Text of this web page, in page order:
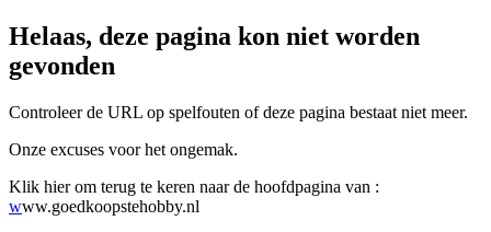
Helaas, deze pagina kon niet worden
gevonden
Controleer de URL op spelfouten of deze pagina bestaat niet meer.
Onze excuses voor het ongemak.
Klik hier om terug te keren naar de hoofdpagina van :
www.goedkoopstehobby.nl